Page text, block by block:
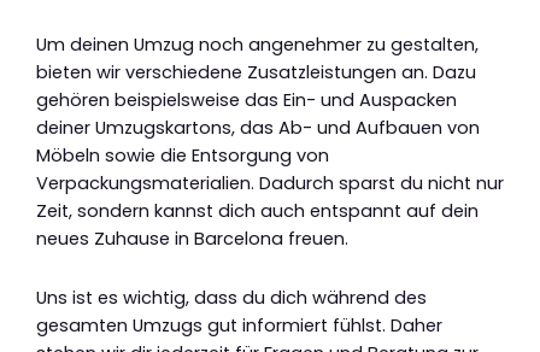
Um deinen Umzug noch angenehmer zu gestalten,
bieten wir verschiedene Zusatzleistungen an. Dazu
gehören beispielsweise das Ein- und Auspacken
deiner Umzugskartons, das Ab- und Aufbauen von
Möbeln sowie die Entsorgung von
Verpackungsmaterialien. Dadurch sparst du nicht nur
Zeit, sondern kannst dich auch entspannt auf dein
neues Zuhause in Barcelona freuen.
Uns ist es wichtig, dass du dich während des
gesamten Umzugs gut informiert fühlst. Daher